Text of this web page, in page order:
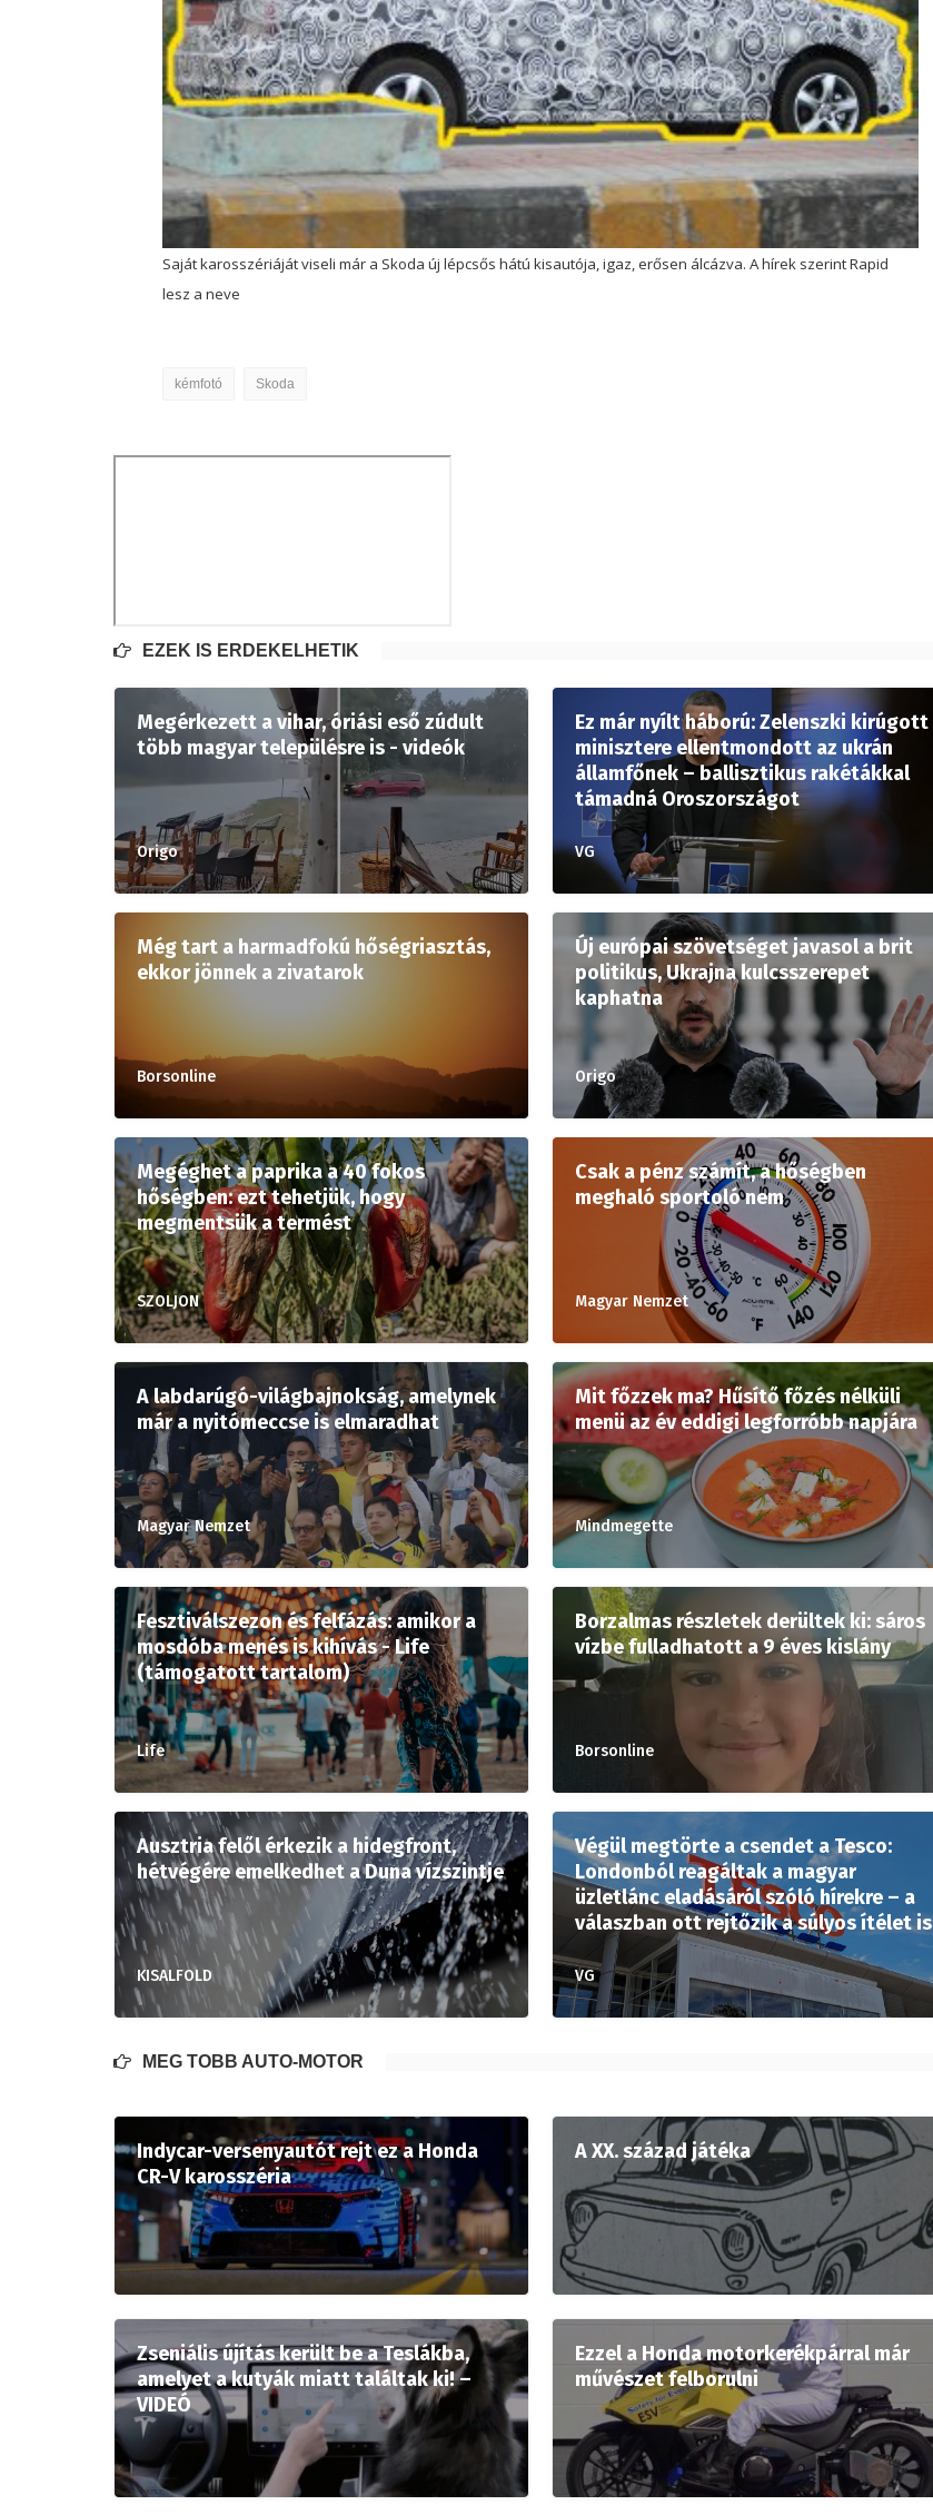
Saját karosszériáját viseli már a Skoda új lépcsős hátú kisautója, igaz, erősen álcázva. A hírek szerint Rapid
lesz a neve
kémfotó Skoda
EZEK IS ÉRDEKELHETIK
Megérkezett a vihar, óriási eső zúdult
több magyar településre is - videók
Origo
Ez már nyílt háború: Zelenszki kirúgott
minisztere ellentmondott az ukrán
államfőnek – ballisztikus rakétákkal
támadná Oroszországot
VG
Még tart a harmadfokú hőségriasztás,
ekkor jönnek a zivatarok
Borsonline
Új európai szövetséget javasol a brit
politikus, Ukrajna kulcsszerepet
kaphatna
Origo
Megéghet a paprika a 40 fokos
hőségben: ezt tehetjük, hogy
megmentsük a termést
SZOLJON
Csak a pénz számít, a hőségben
meghaló sportoló nem
Magyar Nemzet
A labdarúgó-világbajnokság, amelynek
már a nyitómeccse is elmaradhat
Magyar Nemzet
Mit főzzek ma? Hűsítő főzés nélküli
menü az év eddigi legforróbb napjára
Mindmegette
Fesztiválszezon és felfázás: amikor a
mosdóba menés is kihívás - Life
(támogatott tartalom)
Life
Borzalmas részletek derültek ki: sáros
vízbe fulladhatott a 9 éves kislány
Borsonline
Ausztria felől érkezik a hidegfront,
hétvégére emelkedhet a Duna vízszintje
KISALFOLD
Végül megtörte a csendet a Tesco:
Londonból reagáltak a magyar
üzletlánc eladásáról szóló hírekre – a
válaszban ott rejtőzik a súlyos ítélet is
VG
MÉG TÖBB AUTÓ-MOTOR
Indycar-versenyautót rejt ez a Honda
CR-V karosszéria
A XX. század játéka
Zseniális újítás került be a Teslákba,
amelyet a kutyák miatt találtak ki! –
VIDEÓ
Ezzel a Honda motorkerékpárral már
művészet felborulni